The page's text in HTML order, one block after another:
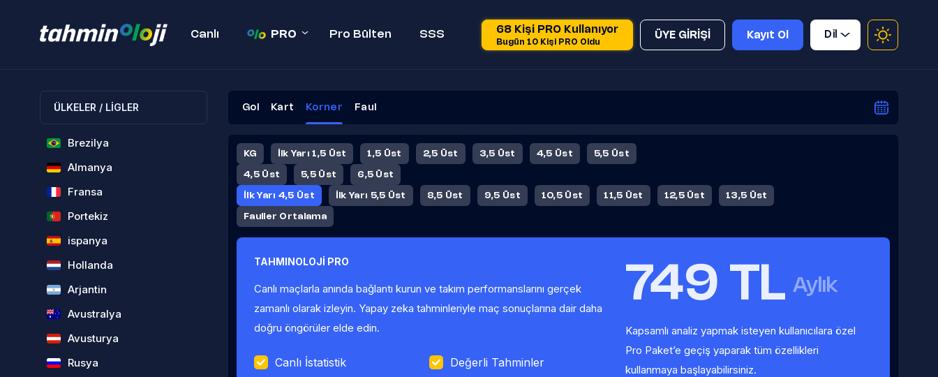
Canlı PRO Pro Bülten SSS 68 Kişi PRO Kullanıyor
Bugün 10 Kişi PRO Oldu
ÜYE GİRİŞİ Kayıt Ol Dil
ÜLKELER / LİGLER
Brezilya
Almanya
Fransa
Portekiz
ispanya
Hollanda
Arjantin
Avustralya
Avusturya
Rusya
Gol Kart Korner Faul
KG İlk Yarı 1,5 Üst 1,5 Üst 2,5 Üst 3,5 Üst 4,5 Üst 5,5 Üst
4,5 Üst 5,5 Üst 6,5 Üst
İlk Yarı 4,5 Üst İlk Yarı 5,5 Üst 8,5 Üst 9,5 Üst 10,5 Üst 11,5 Üst 12,5 Üst 13,5 Üst
Fauller Ortalama
TAHMINOLOJİ PRO
Canlı maçlarla anında bağlantı kurun ve takım performanslarını gerçek
zamanlı olarak izleyin. Yapay zeka tahminleriyle maç sonuçlarına dair daha
doğru öngörüler elde edin.
Canlı İstatistik
Değerli Tahminler
749 TL Aylık
Kapsamlı analiz yapmak isteyen kullanıcılara özel
Pro Paket’e geçiş yaparak tüm özellikleri
kullanmaya başlayabilirsiniz.